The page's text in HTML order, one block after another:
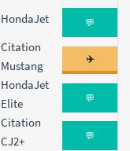
HondaJet 💬
Citation
Mustang
✈️
HondaJet
Elite
💬
Citation
CJ2+
💬